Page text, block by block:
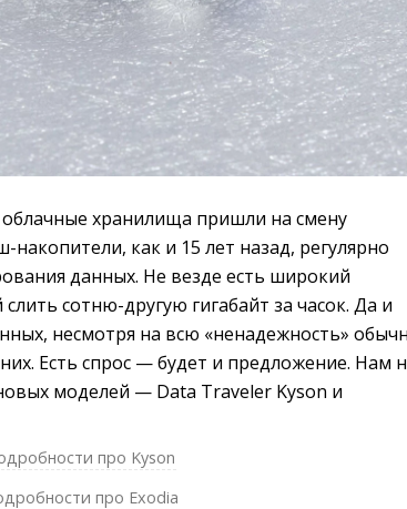
облачные хранилища пришли на смену
как и 15 лет назад, регулярно
данных. Не везде есть широкий
сотню-другую гигабайт за часок. Да и
несмотря на всю «ненадежность»
Есть спрос — будет и предложение. Нам
моделей — Data Traveler Kyson и
про Kyson
про Exodia